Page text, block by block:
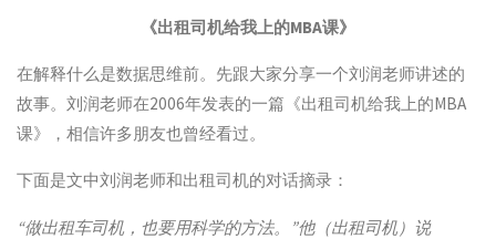
《出租司机给我上的MBA课》
在解释什么是数据思维前。先跟大家分享一个刘润老师讲述的
故事。刘润老师在2006年发表的一篇《出租司机给我上的MBA
课》，相信许多朋友也曾经看过。
下面是文中刘润老师和出租司机的对话摘录：
“做出租车司机，也要用科学的方法。”他（出租司机）说